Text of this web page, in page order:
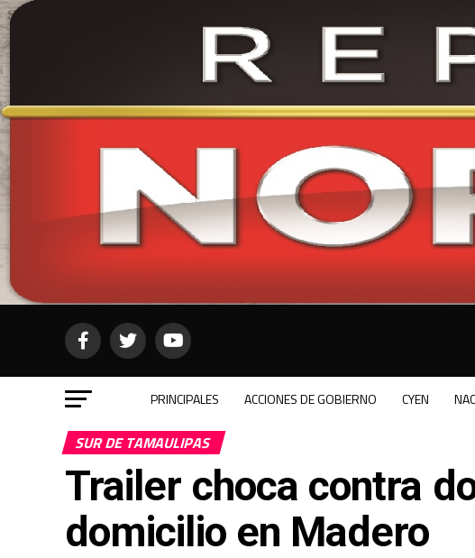
PRINCIPALES ACCIONES DE GOBIERNO CYEN
SUR DE TAMAULIPAS
Trailer choca contra
domicilio en Madero